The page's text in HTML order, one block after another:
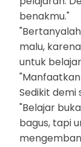
benakmu."
malu,
untuk
Sedikit demi
"Belajar
bagus, tapi